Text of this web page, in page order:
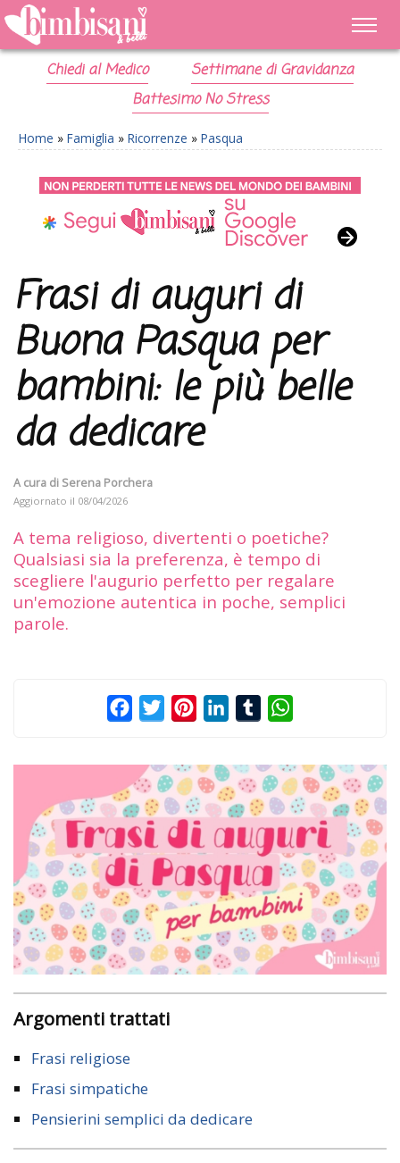
Chiedi al Medico
Settimane di Gravidanza
Battesimo No Stress
Home » Famiglia » Ricorrenze » Pasqua
Frasi di auguri di
Buona Pasqua per
bambini: le più belle
da dedicare
A cura di Serena Porchera
Aggiornato il 08/04/2026
A tema religioso, divertenti o poetiche?
Qualsiasi sia la preferenza, è tempo di
scegliere l'augurio perfetto per regalare
un'emozione autentica in poche, semplici
parole.
FacebookTwitterPinterestLinkedInTumblr
Argomenti trattati
Frasi religiose
Frasi simpatiche
Pensierini semplici da dedicare